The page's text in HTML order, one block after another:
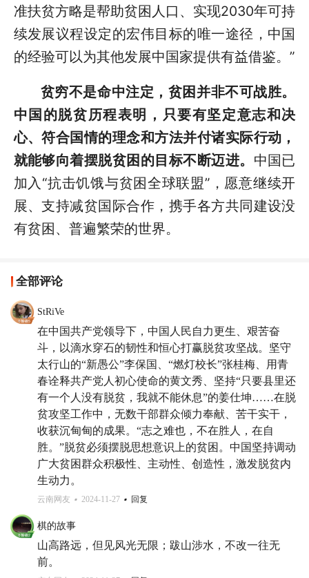
准扶贫方略是帮助贫困人口、实现2030年可持
续发展议程设定的宏伟目标的唯一途径，中国
的经验可以为其他发展中国家提供有益借鉴。”
贫穷不是命中注定，贫困并非不可战胜。
中国的脱贫历程表明，只要有坚定意志和决
心、符合国情的理念和方法并付诸实际行动，
就能够向着摆脱贫困的目标不断迈进。 中国已
加入“抗击饥饿与贫困全球联盟”，愿意继续开
展、支持减贫国际合作，携手各方共同建设没
有贫困、普遍繁荣的世界。
全部评论
StRiVe
在中国共产党领导下，中国人民自力更生、艰苦奋
斗，以滴水穿石的韧性和恒心打赢脱贫攻坚战。坚守
太行山的“新愚公”李保国、“燃灯校长”张桂梅、用青
春诠释共产党人初心使命的黄文秀、坚持“只要县里还
有一个人没有脱贫，我就不能休息”的姜仕坤……在脱
贫攻坚工作中，无数干部群众倾力奉献、苦干实干，
收获沉甸甸的成果。“志之难也，不在胜人，在自
胜。”脱贫必须摆脱思想意识上的贫困。中国坚持调动
广大贫困群众积极性、主动性、创造性，激发脱贫内
生动力。
云南网友 2024-11-27 回复
棋的故事
山高路远，但见风光无限；跋山涉水，不改一往无
前。